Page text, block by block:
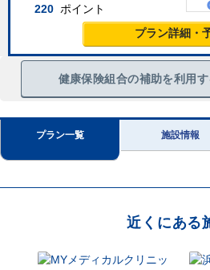
220 ポイント
プラン詳細・
健康保険組合の補助を利用
プラン一覧 施設情報
近くにある